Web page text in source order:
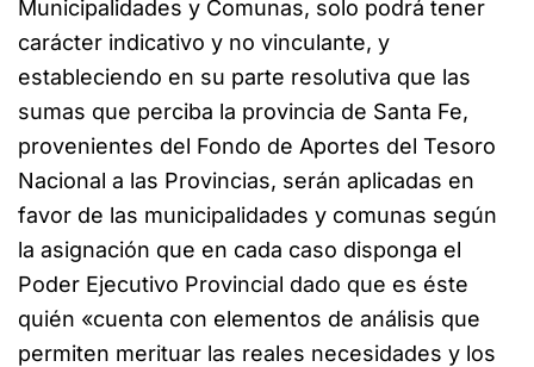
Municipalidades y Comunas, solo podrá tener
carácter indicativo y no vinculante, y
estableciendo en su parte resolutiva que las
sumas que perciba la provincia de Santa Fe,
provenientes del Fondo de Aportes del Tesoro
Nacional a las Provincias, serán aplicadas en
favor de las municipalidades y comunas según
la asignación que en cada caso disponga el
Poder Ejecutivo Provincial dado que es éste
quién «cuenta con elementos de análisis que
permiten merituar las reales necesidades y los